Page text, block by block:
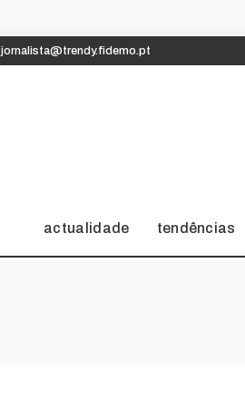
jornalista@trendy.fidemo.pt
actualidade tendências